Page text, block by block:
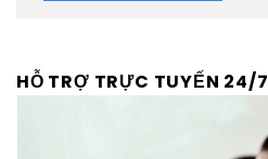
HỖ TRỢ TRỰC TUYẾN 24/7